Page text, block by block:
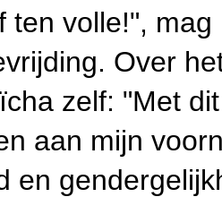
ten volle!",
Over
zelf: "Met
aan mijn
en